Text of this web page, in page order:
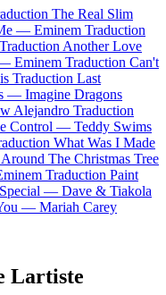
The Real Slim
— Eminem Traduction
Traduction Another Love
— Eminem Traduction Can't
Traduction Last
— Imagine Dragons
Alejandro Traduction
Control — Teddy Swims
What Was I Made
The Christmas Tree
Traduction Paint
— Dave & Tiakola
— Mariah Carey
Lartiste